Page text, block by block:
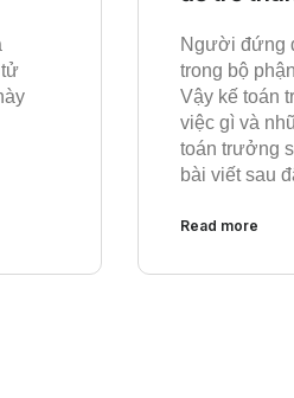
Người đứng
trong bộ
Vậy kế toán
việc gì và
toán trưởng
bài viết sau
Read more